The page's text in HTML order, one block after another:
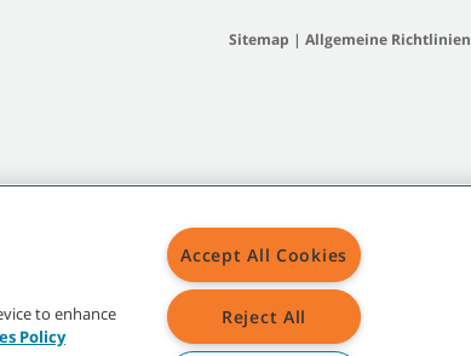
Sitemap | Allgemeine Richtlinien
to enhance
Policy
Accept All Cookies
Reject All